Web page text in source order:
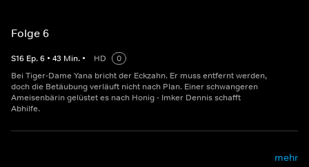
Folge 6
S16 Ep.6 • 43 Min. • HD
0
Bei Tiger-Dame Yana bricht der Eckzahn. Er muss entfernt werden,
doch die Betäubung verläuft nicht nach Plan. Einer schwangeren
Ameisenbärin gelüstet es nach Honig - Imker Dennis schafft
Abhilfe.
mehr